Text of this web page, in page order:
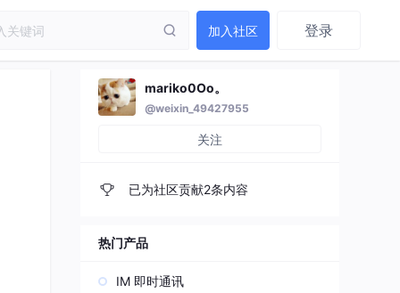
加入社区 登录
mariko0Oo。
@weixin_49427955
关注
已为社区贡献2条内容
热门产品
IM 即时通讯